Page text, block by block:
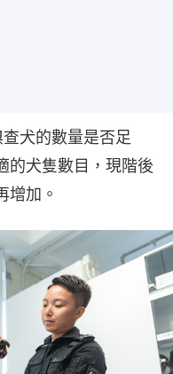
犬的數量是否足
的犬隻數目，現階後
增加。